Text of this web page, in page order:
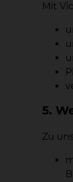
Mit
5.
Zu